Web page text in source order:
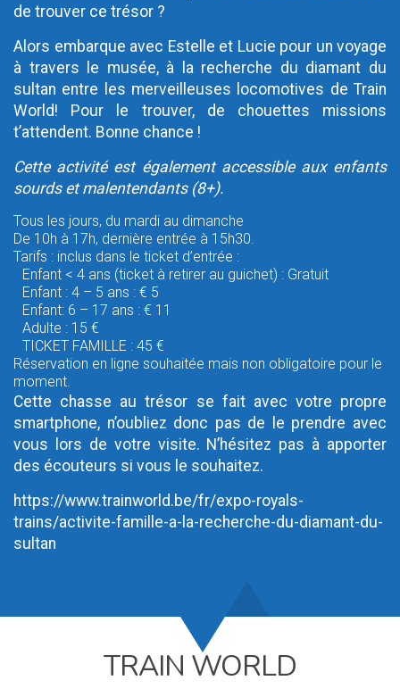
de trouver ce trésor ?
Alors embarque avec Estelle et Lucie pour un voyage
à travers le musée, à la recherche du diamant du
sultan entre les merveilleuses locomotives de Train
World! Pour le trouver, de chouettes missions
t’attendent. Bonne chance !
Cette activité est également accessible aux enfants
sourds et malentendants (8+).
Tous les jours, du mardi au dimanche
De 10h à 17h, dernière entrée à 15h30.
Tarifs : inclus dans le ticket d’entrée :
Enfant < 4 ans (ticket à retirer au guichet) : Gratuit
Enfant : 4 – 5 ans : € 5
Enfant: 6 – 17 ans : € 11
Adulte : 15 €
TICKET FAMILLE : 45 €
Réservation en ligne souhaitée mais non obligatoire pour le
moment.
Cette chasse au trésor se fait avec votre propre
smartphone, n’oubliez donc pas de le prendre avec
vous lors de votre visite. N’hésitez pas à apporter
des écouteurs si vous le souhaitez.
https://www.trainworld.be/fr/expo-royals-
trains/activite-famille-a-la-recherche-du-diamant-du-
sultan
TRAIN WORLD